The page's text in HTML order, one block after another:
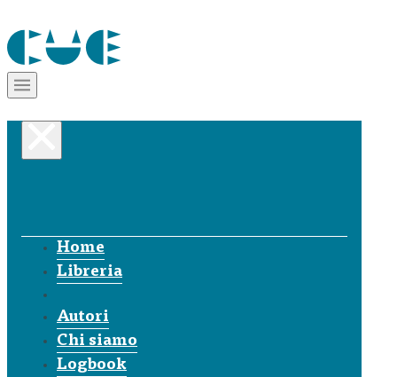
Home
Libreria
Autori
Chi siamo
Logbook